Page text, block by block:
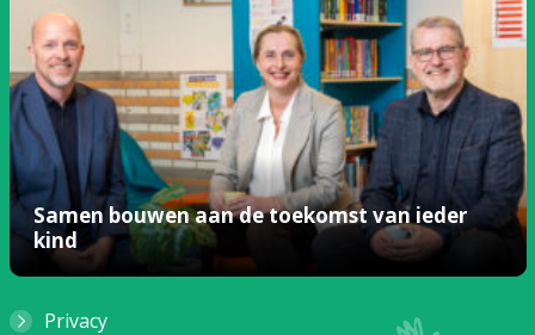
Samen bouwen aan de toekomst van ieder
kind
Privacy